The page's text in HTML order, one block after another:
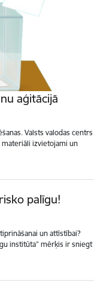
aģitācijā
Valsts valodas centrs
materiāli izvietojami un
palīgu!
un attīstībai?
institūta” mērķis ir sniegt